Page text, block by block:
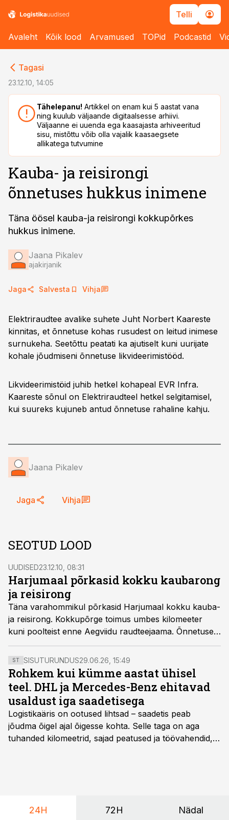
Telli
Avaleht Kõik lood Arvamused TOPid Podcastid
Tagasi
23.12.10, 14:05
Tähelepanu! Artikkel on enam kui 5 aastat vana
ning kuulub väljaande digitaalsesse arhiivi.
Väljaanne ei uuenda ega kaasajasta arhiveeritud
sisu, mistõttu võib olla vajalik kaasaegsete
allikatega tutvumine
Kauba- ja reisirongi
õnnetuses hukkus inimene
Täna öösel kauba-ja reisirongi kokkupõrkes
hukkus inimene.
Jaana Pikalev
ajakirjanik
Jaga Salvesta Vihja
Elektriraudtee avalike suhete Juht Norbert Kaareste
kinnitas, et õnnetuse kohas rusudest on leitud inimese
surnukeha. Seetõttu peatati ka ajutiselt kuni uurijate
kohale jõudmiseni õnnetuse likvideerimistööd.
Likvideerimistöid juhib hetkel kohapeal EVR Infra.
Kaareste sõnul on Elektriraudteel hetkel selgitamisel,
kui suureks kujuneb antud õnnetuse rahaline kahju.
Jaana Pikalev
Jaga Vihja
SEOTUD LOOD
UUDISED23.12.10, 08:31
Harjumaal põrkasid kokku kaubarong
ja reisirong
Täna varahommikul põrkasid Harjumaal kokku kauba-
ja reisirong. Kokkupõrge toimus umbes kilomeeter
kuni poolteist enne Aegviidu raudteejaama. Õnnetuses
said esialgse info kohaselt kannatada kaubarongi juht
ja abi.
ST SISUTURUNDUS29.06.26, 15:49
Rohkem kui kümme aastat ühisel
teel. DHL ja Mercedes-Benz ehitavad
usaldust iga saadetisega
Logistikaäris on ootused lihtsad – saadetis peab
jõudma õigel ajal õigesse kohta. Selle taga on aga
tuhanded kilomeetrid, sajad peatused ja töövahendid,
24H 72H Nädal